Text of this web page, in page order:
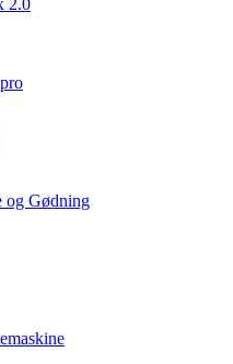
2.0
og Gødning